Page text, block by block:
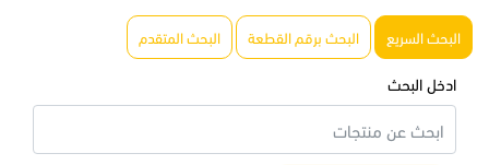
البحث السريع البحث برقم القطعة البحث المتقدم
ادخل البحث